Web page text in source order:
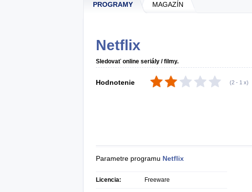
PROGRAMY MAGAZÍN
Netflix
Sledovať online seriály / filmy.
Hodnotenie (2 - 1 x)
Parametre programu Netflix
Licencia: Freeware